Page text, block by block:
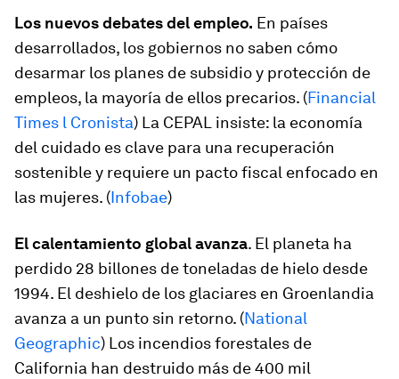
Los nuevos debates del empleo. En países
desarrollados, los gobiernos no saben cómo
desarmar los planes de subsidio y protección de
empleos, la mayoría de ellos precarios. (Financial
Times l Cronista) La CEPAL insiste: la economía
del cuidado es clave para una recuperación
sostenible y requiere un pacto fiscal enfocado en
las mujeres. (Infobae)
El calentamiento global avanza. El planeta ha
perdido 28 billones de toneladas de hielo desde
1994. El deshielo de los glaciares en Groenlandia
avanza a un punto sin retorno. (National
Geographic) Los incendios forestales de
California han destruido más de 400 mil